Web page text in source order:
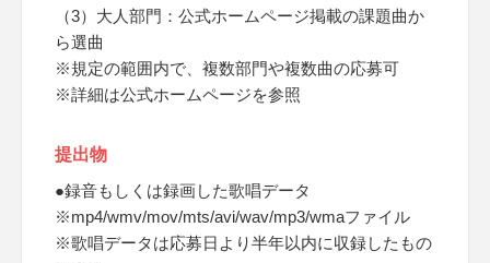
（3）大人部門：公式ホームページ掲載の課題曲か
ら選曲
※規定の範囲内で、複数部門や複数曲の応募可
※詳細は公式ホームページを参照
提出物
●録音もしくは録画した歌唱データ
※mp4/wmv/mov/mts/avi/wav/mp3/wmaファイル
※歌唱データは応募日より半年以内に収録したもの